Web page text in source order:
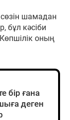
шамадан
бұл кәсіби
оның
бір ғана
деген